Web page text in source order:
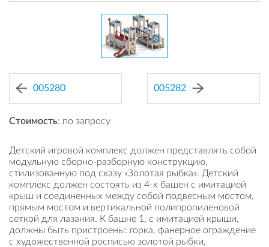
005280 005282
Стоимость: по запросу
Детский игровой комплекс должен представлять собой
модульную сборно-разборную конструкцию,
стилизованную под сказу «Золотая рыбка». Детский
комплекс должен состоять из 4-х башен с имитацией
крыш и соединенных между собой подвесным мостом,
прямым мостом и вертикальной полипропиленовой
сеткой для лазания. К башне 1, с имитацией крыши,
должны быть пристроены: горка, фанерное ограждение
с художественной росписью золотой рыбки,